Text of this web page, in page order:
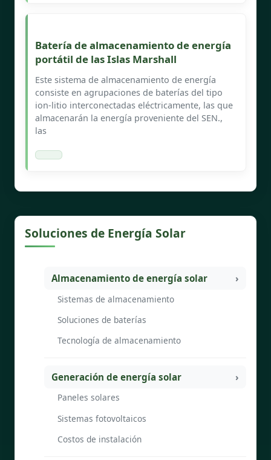
Batería de almacenamiento de energía
portátil de las Islas Marshall
Este sistema de almacenamiento de energía
consiste en agrupaciones de baterías del tipo
ion-litio interconectadas eléctricamente, las que
almacenarán la energía proveniente del SEN.,
las
Soluciones de Energía Solar
Almacenamiento de energía solar
Sistemas de almacenamiento
Soluciones de baterías
Tecnología de almacenamiento
Generación de energía solar
Paneles solares
Sistemas fotovoltaicos
Costos de instalación